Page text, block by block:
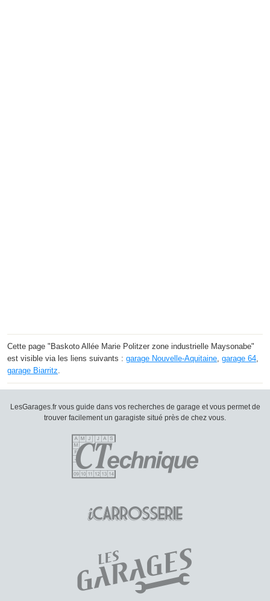
Cette page "Baskoto Allée Marie Politzer zone industrielle Maysonabe"
est visible via les liens suivants : garage Nouvelle-Aquitaine garage 64
garage Biarritz
LesGarages.fr vous guide dans vos recherches de garage et vous permet de
trouver facilement un garagiste situé près de chez vous.